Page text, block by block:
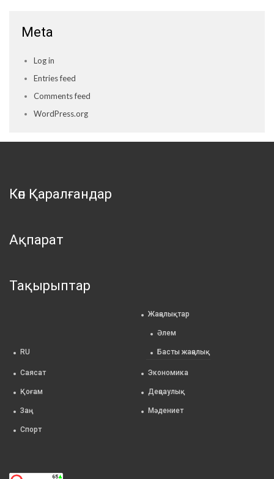
Meta
Log in
Entries feed
Comments feed
WordPress.org
Көп Қаралғандар
Ақпарат
Тақырыптар
RU
Жаңалықтар
Әлем
Басты жаңалық
Саясат Экономика
Қоғам Деңсаулық
Заң Мәдениет
Спорт